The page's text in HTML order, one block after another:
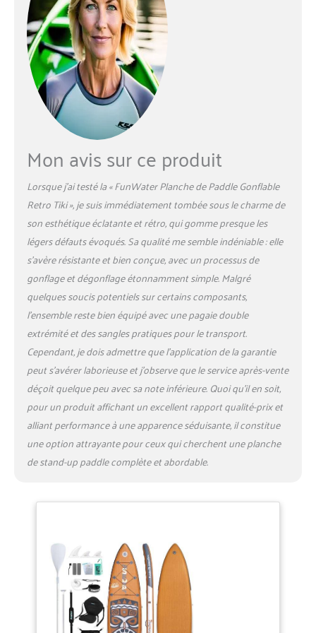
paddle : kit avec planche, sac à dos, leash, pompe à
double course, pagaie 2 en 1, 3 ailerons, siège de
kayak, bandoulière, kit de réparation, étui de
téléphone portable et instructions (français non
garanti) – Idéal pour les débutants et les
professionnels Garantie du fabricant : nous
soutenons la qualité de nos planches de paddle et
offrons à chaque client une garantie fiable de 3 ans
Mon avis sur ce produit
Lorsque j’ai testé la « FunWater Planche de Paddle Gonflable
Retro Tiki », je suis immédiatement tombée sous le charme de
son esthétique éclatante et rétro, qui gomme presque les
légers défauts évoqués. Sa qualité me semble indéniable : elle
s’avère résistante et bien conçue, avec un processus de
gonflage et dégonflage étonnamment simple. Malgré
quelques soucis potentiels sur certains composants,
l’ensemble reste bien équipé avec une pagaie double
extrémité et des sangles pratiques pour le transport.
Cependant, je dois admettre que l’application de la garantie
peut s’avérer laborieuse et j’observe que le service après-vente
déçoit quelque peu avec sa note inférieure. Quoi qu’il en soit,
pour un produit affichant un excellent rapport qualité-prix et
alliant performance à une apparence séduisante, il constitue
une option attrayante pour ceux qui cherchent une planche
de stand-up paddle complète et abordable.